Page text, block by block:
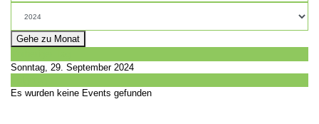
Gehe zu Monat
Sonntag, 29. September 2024
Es wurden keine Events gefunden